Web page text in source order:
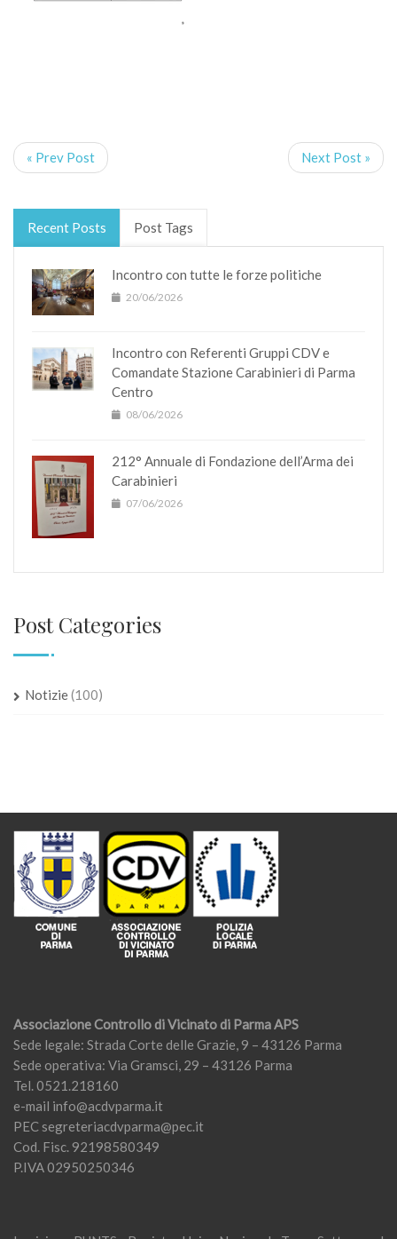
« Prev Post Next Post »
Recent Posts Post Tags
Incontro con tutte le forze politiche
20/06/2026
Incontro con Referenti Gruppi CDV e
Comandate Stazione Carabinieri di Parma
Centro
08/06/2026
212° Annuale di Fondazione dell’Arma dei
Carabinieri
07/06/2026
Post Categories
Notizie(100)
Associazione Controllo di Vicinato di Parma APS
Sede legale: Strada Corte delle Grazie, 9 – 43126 Parma
Sede operativa: Via Gramsci, 29 – 43126 Parma
Tel. 0521.218160
e-mail info@acdvparma.it
PEC segreteriacdvparma@pec.it
Cod. Fisc. 92198580349
P.IVA 02950250346